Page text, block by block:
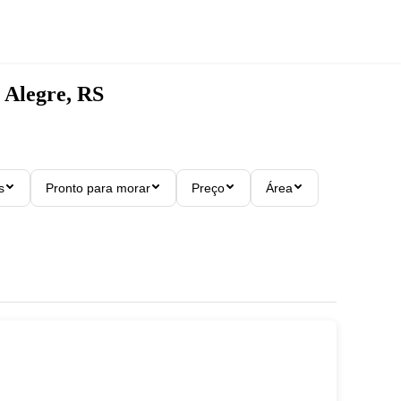
RS
Pronto para morar Preço Área